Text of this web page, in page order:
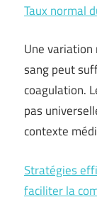
Taux normal
Une variation
sang peut
coagulation.
pas
contexte
Stratégies
faciliter la